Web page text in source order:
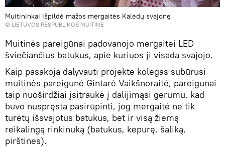
Muitininkai išpildė mažos mergaitės Kalėdų svajonę
© LIETUVOS RESPUBLIKOS MUITINĖ
Muitinės pareigūnai padovanojo mergaitei LED
šviečiančius batukus, apie kuriuos ji visada svajojo.
Kaip pasakoja dalyvauti projekte kolegas subūrusi
muitinės pareigūnė Gintarė Vaikšnoraitė, pareigūnai
taip nuoširdžiai įsitraukė į dalijimąsi gerumu, kad
buvo nuspręsta pasirūpinti, jog mergaitė ne tik
turėtų išsvajotus batukus, bet ir visą žiemą
reikalingą rinkinuką (batukus, kepurę, šaliką,
pirštines).